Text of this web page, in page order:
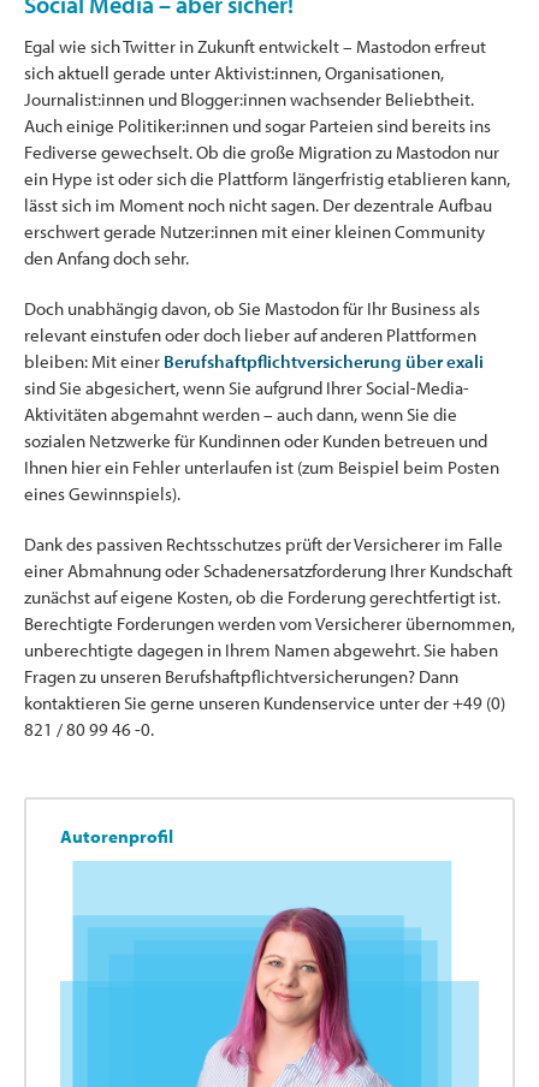
Egal wie sich Twitter in Zukunft entwickelt – Mastodon erfreut
sich aktuell gerade unter Aktivist:innen, Organisationen,
Journalist:innen und Blogger:innen wachsender Beliebtheit.
Auch einige Politiker:innen und sogar Parteien sind bereits ins
Fediverse gewechselt. Ob die große Migration zu Mastodon nur
ein Hype ist oder sich die Plattform längerfristig etablieren kann,
lässt sich im Moment noch nicht sagen. Der dezentrale Aufbau
erschwert gerade Nutzer:innen mit einer kleinen Community
den Anfang doch sehr.
Doch unabhängig davon, ob Sie Mastodon für Ihr Business als
relevant einstufen oder doch lieber auf anderen Plattformen
bleiben: Mit einer Berufshaftpflichtversicherung über exali
sind Sie abgesichert, wenn Sie aufgrund Ihrer Social-Media-
Aktivitäten abgemahnt werden – auch dann, wenn Sie die
sozialen Netzwerke für Kundinnen oder Kunden betreuen und
Ihnen hier ein Fehler unterlaufen ist (zum Beispiel beim Posten
eines Gewinnspiels).
Dank des passiven Rechtsschutzes prüft der Versicherer im Falle
einer Abmahnung oder Schadenersatzforderung Ihrer Kundschaft
zunächst auf eigene Kosten, ob die Forderung gerechtfertigt ist.
Berechtigte Forderungen werden vom Versicherer übernommen,
unberechtigte dagegen in Ihrem Namen abgewehrt. Sie haben
Fragen zu unseren Berufshaftpflichtversicherungen? Dann
kontaktieren Sie gerne unseren Kundenservice unter der +49 (0)
821 / 80 99 46 -0.
Autorenprofil